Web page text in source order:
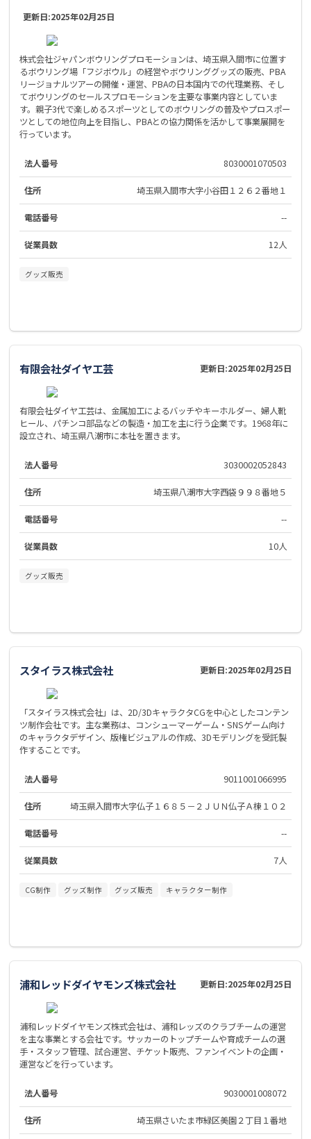
更新日:2025年02月25日
株式会社ジャパンボウリングプロモーションは、埼玉県入間市に位置す
るボウリング場「フジボウル」の経営やボウリンググッズの販売、PBA
リージョナルツアーの開催・運営、PBAの日本国内での代理業務、そし
てボウリングのセールスプロモーションを主要な事業内容としていま
す。親子3代で楽しめるスポーツとしてのボウリングの普及やプロスポー
ツとしての地位向上を目指し、PBAとの協力関係を活かして事業展開を
行っています。
法人番号 8030001070503
住所 埼玉県入間市大字小谷田１２６２番地１
電話番号 --
従業員数 12人
グッズ販売
有限会社ダイヤ工芸 更新日:2025年02月25日
有限会社ダイヤ工芸は、金属加工によるバッチやキーホルダー、婦人靴
ヒール、パチンコ部品などの製造・加工を主に行う企業です。1968年に
設立され、埼玉県八潮市に本社を置きます。
法人番号 3030002052843
住所 埼玉県八潮市大字西袋９９８番地５
電話番号 --
従業員数 10人
グッズ販売
スタイラス株式会社 更新日:2025年02月25日
「スタイラス株式会社」は、2D/3DキャラクタCGを中心としたコンテン
ツ制作会社です。主な業務は、コンシューマーゲーム・SNSゲーム向け
のキャラクタデザイン、版権ビジュアルの作成、3Dモデリングを受託製
作することです。
法人番号 9011001066995
住所 埼玉県入間市大字仏子１６８５－２ＪＵＮ仏子Ａ棟１０２
電話番号 --
従業員数 7人
CG制作 グッズ制作 グッズ販売 キャラクター制作
浦和レッドダイヤモンズ株式会社 更新日:2025年02月25日
浦和レッドダイヤモンズ株式会社は、浦和レッズのクラブチームの運営
を主な事業とする会社です。サッカーのトップチームや育成チームの選
手・スタッフ管理、試合運営、チケット販売、ファンイベントの企画・
運営などを行っています。
法人番号 9030001008072
住所 埼玉県さいたま市緑区美園２丁目１番地